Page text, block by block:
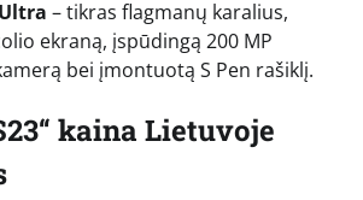
– tikras flagmanų karalius,
ekraną, įspūdingą 200 MP
bei įmontuotą S Pen rašiklį.
kaina Lietuvoje